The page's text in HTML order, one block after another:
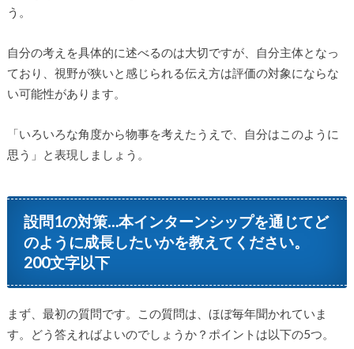
う。
自分の考えを具体的に述べるのは大切ですが、自分主体となっ
ており、視野が狭いと感じられる伝え方は評価の対象にならな
い可能性があります。
「いろいろな角度から物事を考えたうえで、自分はこのように
思う」と表現しましょう。
設問1の対策…本インターンシップを通じてど
のように成長したいかを教えてください。
200文字以下
まず、最初の質問です。この質問は、ほぼ毎年聞かれていま
す。どう答えればよいのでしょうか？ポイントは以下の5つ。